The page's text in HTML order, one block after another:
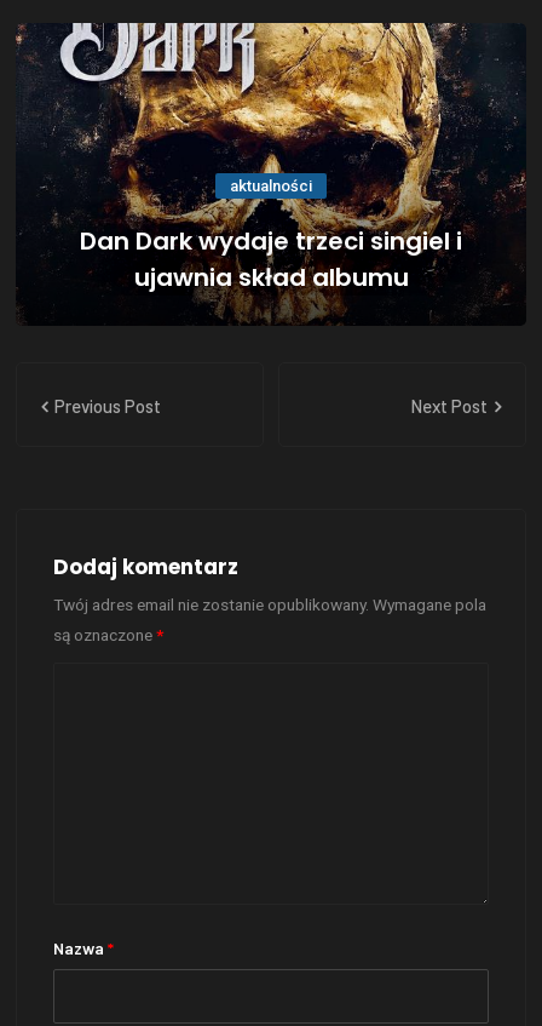
aktualności
Dan Dark wydaje trzeci singiel i
ujawnia skład albumu
Previous Post Next Post
Dodaj komentarz
Twój adres email nie zostanie opublikowany. Wymagane pola
są oznaczone*
Nazwa*